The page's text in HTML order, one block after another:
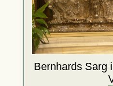
Bernhards Sarg